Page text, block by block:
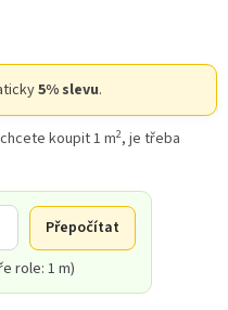
5% slevu.
koupit 1 m2, je třeba
Přepočítat
role: 1 m)